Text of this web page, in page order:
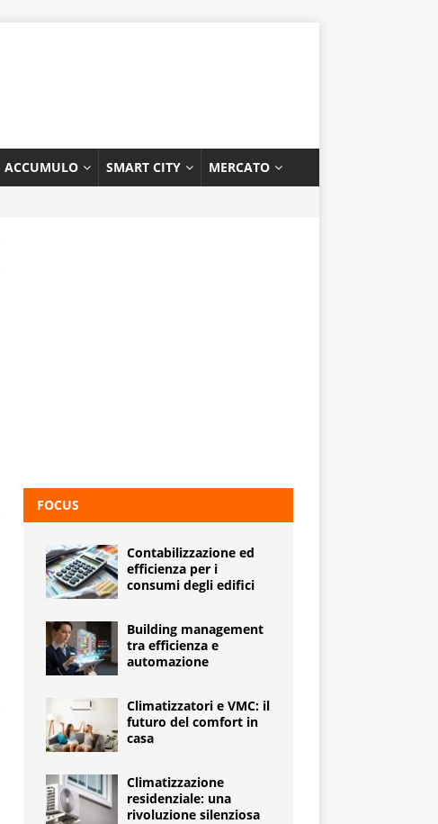
ACCUMULO SMART CITY MERCATO
FOCUS
Contabilizzazione ed
efficienza per i
consumi degli edifici
Building management
tra efficienza e
automazione
Climatizzatori e VMC: il
futuro del comfort in
casa
Climatizzazione
residenziale: una
rivoluzione silenziosa